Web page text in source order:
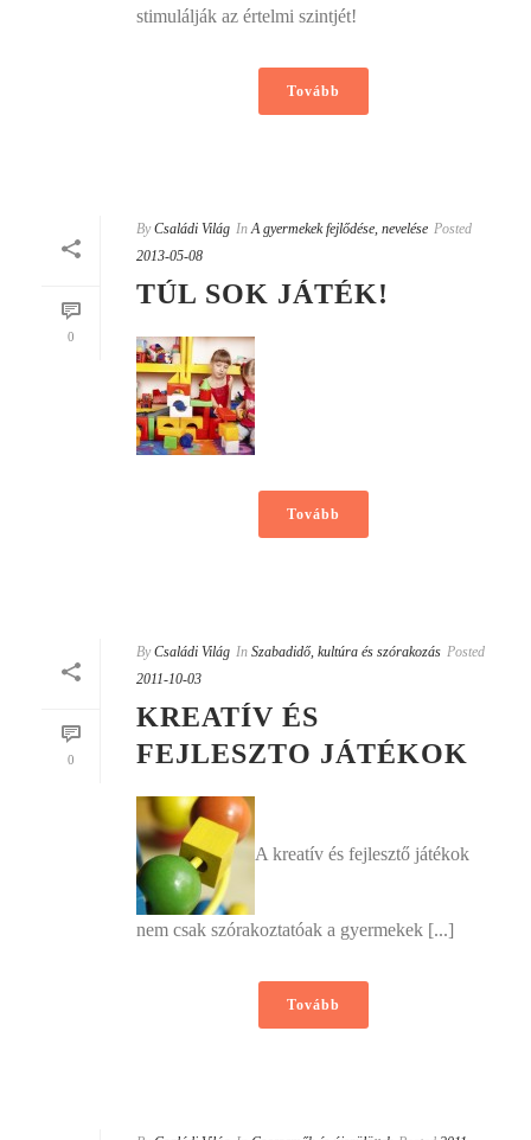
stimulálják az értelmi szintjét!
Tovább
0
By Családi Világ In A gyermekek fejlődése, nevelése Posted
2013-05-08
TÚL SOK JÁTÉK!
Tovább
0
By Családi Világ In Szabadidő, kultúra és szórakozás Posted
2011-10-03
KREATÍV ÉS
FEJLESZTO JÁTÉKOK
A kreatív és fejlesztő játékok
nem csak szórakoztatóak a gyermekek [...]
Tovább